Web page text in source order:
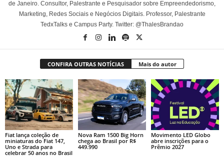
de Janeiro. Consultor, Palestrante e Pesquisador sobre Empreendedorismo,
Marketing, Redes Sociais e Negócios Digitais. Professor, Palestrante
TedxTalks e Campus Party. Twitter: @ThalesBrandao
CONFIRA OUTRAS NOTÍCIAS Mais do autor
Fiat lança coleção de
miniaturas do Fiat 147,
Uno e Strada para
celebrar 50 anos no Brasil
Nova Ram 1500 Big Horn
chega ao Brasil por R$
449.990
Movimento LED Globo
abre inscrições para o
Prêmio 2027